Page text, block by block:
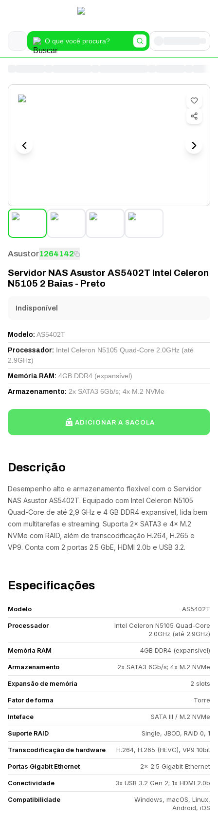
Descrição
Desempenho alto e armazenamento flexível com o Servidor
NAS Asustor AS5402T. Equipado com Intel Celeron N5105
Quad-Core de até 2,9 GHz e 4 GB DDR4 expansível, lida bem
com multitarefas e streaming. Suporta 2× SATA3 e 4× M.2
NVMe com RAID, além de transcodificação H.264, H.265 e
VP9. Conta com 2 portas 2.5 GbE, HDMI 2.0b e USB 3.2.
Especificações
Modelo AS5402T
Processador
Intel Celeron N5105 Quad-Core
2.0GHz (até 2.9GHz)
Memória RAM 4GB DDR4 (expansível)
Armazenamento 2x SATA3 6Gb/s; 4x M.2 NVMe
Expansão de memória 2 slots
Fator de forma Torre
Inteface SATA III / M.2 NVMe
Suporte RAID Single, JBOD, RAID 0, 1
Transcodificação de hardware H.264, H.265 (HEVC), VP9 10bit
Portas Gigabit Ethernet 2x 2.5 Gigabit Ethernet
Conectividade 3x USB 3.2 Gen 2; 1x HDMI 2.0b
Compatibilidade
Windows, macOS, Linux,
Android, iOS
Asustor1264142
Servidor NAS Asustor AS5402T Intel Celeron
N5105 2 Baias - Preto
Indisponível
Modelo: AS5402T
Processador: Intel Celeron N5105 Quad-Core 2.0GHz (até
2.9GHz)
Memória RAM : 4GB DDR4 (expansível)
Armazenamento: 2x SATA3 6Gb/s; 4x M.2 NVMe
ADICIONAR A SACOLA